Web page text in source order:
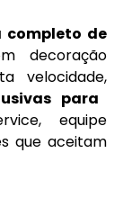
completo de
decoração
velocidade,
para
equipe
que aceitam